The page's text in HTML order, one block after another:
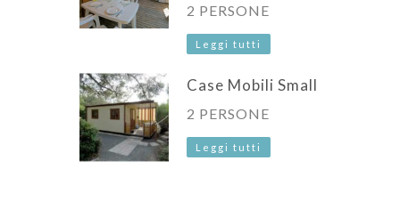
2 PERSONE
Leggi tutti
Case Mobili Small
2 PERSONE
Leggi tutti